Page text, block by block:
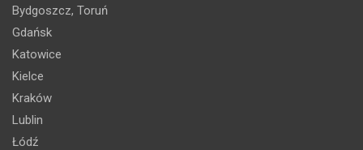
Bydgoszcz, Toruń
Gdańsk
Katowice
Kielce
Kraków
Lublin
Łódź